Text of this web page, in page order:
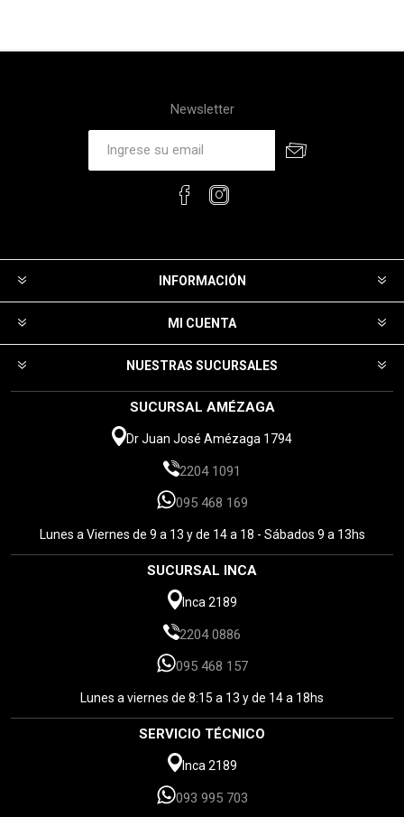
Newsletter
INFORMACIÓN
MI CUENTA
NUESTRAS SUCURSALES
SUCURSAL AMÉZAGA
Dr Juan José Amézaga 1794
2204 1091
095 468 169
Lunes a Viernes de 9 a 13 y de 14 a 18 - Sábados 9 a 13hs
SUCURSAL INCA
Inca 2189
2204 0886
095 468 157
Lunes a viernes de 8:15 a 13 y de 14 a 18hs
SERVICIO TÉCNICO
Inca 2189
093 995 703